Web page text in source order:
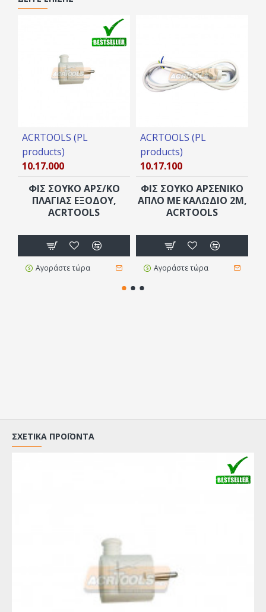
ACRTOOLS (PL
products)
10.17.000
ΦΙΣ ΣΟΥΚΟ ΑΡΣ/ΚΟ
ΠΛΑΓΙΑΣ ΕΞΟΔΟΥ,
ACRTOOLS
Αγοράστε τώρα
ACRTOOLS (PL
products)
10.17.100
ΦΙΣ ΣΟΥΚΟ ΑΡΣΕΝΙΚΟ
ΑΠΛΟ ΜΕ ΚΑΛΩΔΙΟ 2M,
ACRTOOLS
Αγοράστε τώρα
ΣΧΕΤΙΚΆ ΠΡΟΪΌΝΤΑ